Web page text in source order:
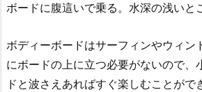
ボードに腹這いで乗る。水深の浅いと
ボディーボードはサーフィンやウィン
にボードの上に立つ必要がないので、
ドと波さえあればすぐ楽しむことがで